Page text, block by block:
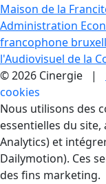
Maison de la
Administration
francophone
l'Audiovisuel de la
© 2026 Cinergie |
cookies
Gestion des
Nous utilisons des
essentielles du
Analytics) et
Dailymotion). Ces
des fins marketing.